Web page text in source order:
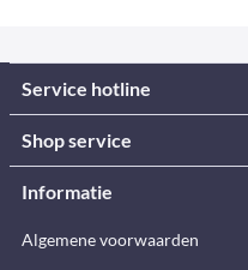
Service hotline
Shop service
Informatie
Algemene voorwaarden